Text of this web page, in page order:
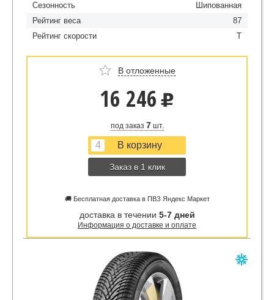
Сезонность
Шипованная
Рейтинг веса
87
Рейтинг скорости
T
В отложенные
16 246 u
под заказ 7шт.
Заказ в 1 клик
🚚 Бесплатная доставка в ПВЗ Яндекс Маркет
доставка в течении 5-7 дней
Информация о доставке и оплате